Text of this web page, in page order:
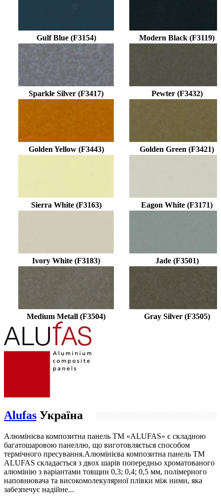
Gulf Blue (F3154) Modern Black (F3119)
Sparkle Silver (F3417) Pewter (F3432)
Golden Yellow (F3443) Golden Green (F3421)
Sierra White (F3163) Eagon White (F3171)
Ivory White (F3183) Jade (F3501)
Medium Metall (F3504) Gray Silver (F3505)
Alufas Україна
Алюмінієва композитна панель ТМ «ALUFAS» є складною
багатошаровою панеллю, що виготовляється способом
термічного пресування.Алюмінієва композитна панель ТМ
ALUFAS складається з двох шарів попередньо хроматованого
алюмінію з варіантами товщин 0,3; 0,4; 0,5 мм, полімерного
наповнювача та високомолекулярної плівки між ними, яка
забезпечує надійне...